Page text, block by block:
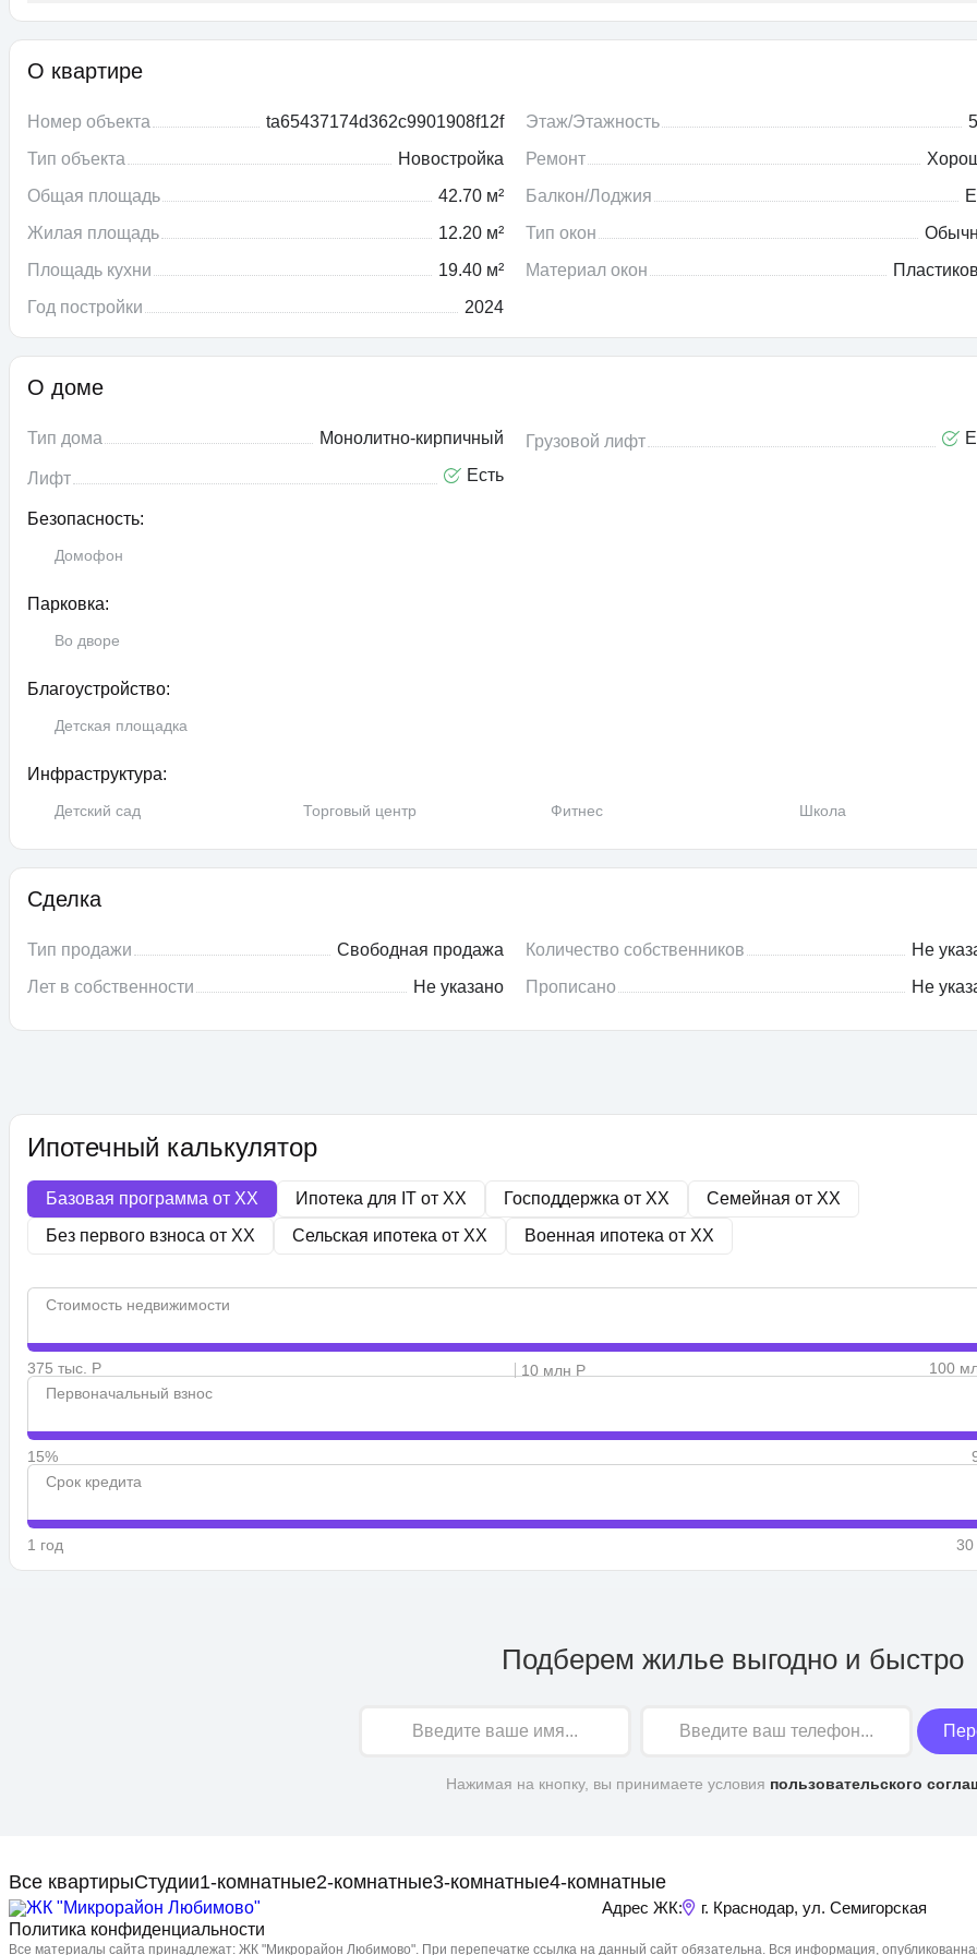
О квартире
Номер объекта
ta65437174d362c9901908f12f
Тип объекта
Новостройка
Общая площадь
42.70 м²
Жилая площадь
12.20 м²
Площадь кухни
19.40 м²
Год постройки
2024
Этаж/Этажность
Ремонт
Балкон/Лоджия
Тип окон
Материал окон
О доме
Тип дома Монолитно-кирпичный
Лифт Есть
Грузовой лифт
Безопасность:
Домофон
Парковка:
Во дворе
Благоустройство:
Детская площадка
Инфраструктура:
Детский сад Торговый центр Фитнес Школа
Сделка
Тип продажи
Свободная продажа
Лет в собственности
Не указано
Количество собственников
Не
Прописано
Не
Ипотечный калькулятор
Базовая программа от XX Ипотека для IT от XX Господдержка от XX Семейная от XX
Без первого взноса от XX Сельская ипотека от XX Военная ипотека от XX
Стоимость недвижимости
375 тыс. Р 10 млн Р
100
Первоначальный взнос
15%
Срок кредита
1 год 30
Подберем жилье выгодно и быстро
Нажимая на кнопку, вы принимаете условия пользовательского
Все квартирыСтудии1-комнатные2-комнатные3-комнатные4-комнатные
Адрес ЖК:
г. Краснодар, ул. Семигорская
Политика конфиденциальности
Все материалы сайта принадлежат: ЖК "Микрорайон Любимово". При перепечатке ссылка на данный сайт обязательна. Вся информация,